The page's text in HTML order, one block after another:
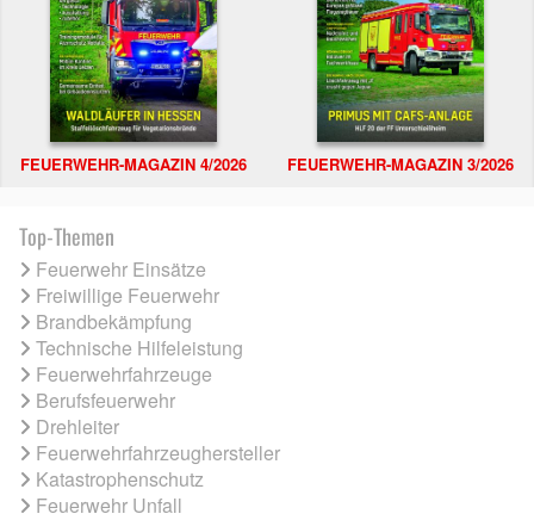
FEUERWEHR-MAGAZIN 4/2026 FEUERWEHR-MAGAZIN 3/2026
Top-Themen
Feuerwehr Einsätze
Freiwillige Feuerwehr
Brandbekämpfung
Technische Hilfeleistung
Feuerwehrfahrzeuge
Berufsfeuerwehr
Drehleiter
Feuerwehrfahrzeughersteller
Katastrophenschutz
Feuerwehr Unfall